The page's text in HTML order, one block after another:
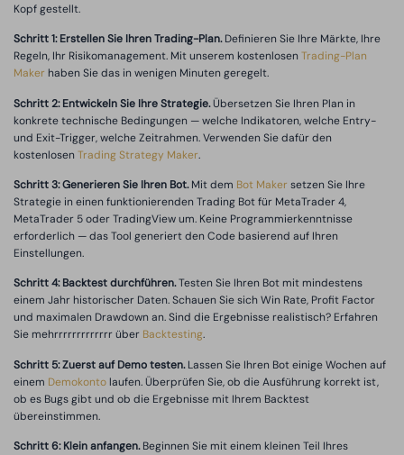
Kopf gestellt.
Schritt 1: Erstellen Sie Ihren Trading-Plan.Definieren Sie Ihre Märkte, Ihre
Regeln, Ihr Risikomanagement. Mit unserem kostenlosen Trading-Plan
Maker haben Sie das in wenigen Minuten geregelt.
Schritt 2: Entwickeln Sie Ihre Strategie.Übersetzen Sie Ihren Plan in
konkrete technische Bedingungen — welche Indikatoren, welche Entry-
und Exit-Trigger, welche Zeitrahmen. Verwenden Sie dafür den
kostenlosen Trading Strategy Maker.
Schritt 3: Generieren Sie Ihren Bot.Mit dem Bot Maker setzen Sie Ihre
Strategie in einen funktionierenden Trading Bot für MetaTrader 4,
MetaTrader 5 oder TradingView um. Keine Programmierkenntnisse
erforderlich — das Tool generiert den Code basierend auf Ihren
Einstellungen.
Schritt 4: Backtest durchführen.Testen Sie Ihren Bot mit mindestens
einem Jahr historischer Daten. Schauen Sie sich Win Rate, Profit Factor
und maximalen Drawdown an. Sind die Ergebnisse realistisch? Erfahren
Sie mehrrrrrrrrrrrrr über Backtesting.
Schritt 5: Zuerst auf Demo testen.Lassen Sie Ihren Bot einige Wochen auf
einem Demokontolaufen. Überprüfen Sie, ob die Ausführung korrekt ist,
ob es Bugs gibt und ob die Ergebnisse mit Ihrem Backtest
übereinstimmen.
Schritt 6: Klein anfangen.Beginnen Sie mit einem kleinen Teil Ihres